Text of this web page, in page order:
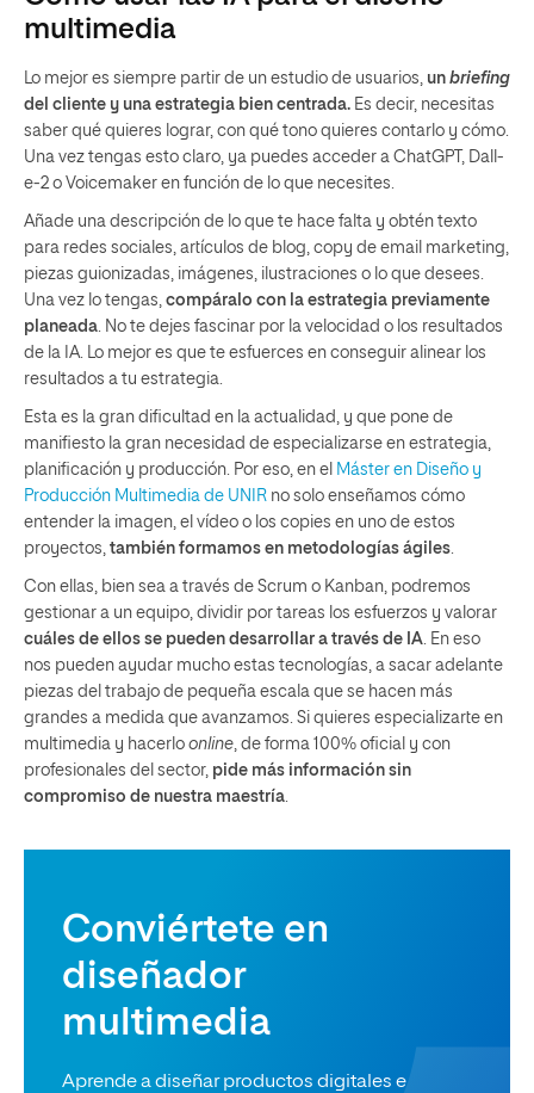
multimedia
Lo mejor es siempre partir de un estudio de usuarios, un briefing
del cliente y una estrategia bien centrada. Es decir, necesitas
saber qué quieres lograr, con qué tono quieres contarlo y cómo.
Una vez tengas esto claro, ya puedes acceder a ChatGPT, Dall-
e-2 o Voicemaker en función de lo que necesites.
Añade una descripción de lo que te hace falta y obtén texto
para redes sociales, artículos de blog, copy de email marketing,
piezas guionizadas, imágenes, ilustraciones o lo que desees.
Una vez lo tengas, compáralo con la estrategia previamente
planeada. No te dejes fascinar por la velocidad o los resultados
de la IA. Lo mejor es que te esfuerces en conseguir alinear los
resultados a tu estrategia.
Esta es la gran dificultad en la actualidad, y que pone de
manifiesto la gran necesidad de especializarse en estrategia,
planificación y producción. Por eso, en el Máster en Diseño y
Producción Multimedia de UNIR no solo enseñamos cómo
entender la imagen, el vídeo o los copies en uno de estos
proyectos, también formamos en metodologías ágiles.
Con ellas, bien sea a través de Scrum o Kanban, podremos
gestionar a un equipo, dividir por tareas los esfuerzos y valorar
cuáles de ellos se pueden desarrollar a través de IA. En eso
nos pueden ayudar mucho estas tecnologías, a sacar adelante
piezas del trabajo de pequeña escala que se hacen más
grandes a medida que avanzamos. Si quieres especializarte en
multimedia y hacerlo online, de forma 100% oficial y con
profesionales del sector, pide más información sin
compromiso de nuestra maestría.
Conviértete en
diseñador
multimedia
Aprende a diseñar productos digitales e